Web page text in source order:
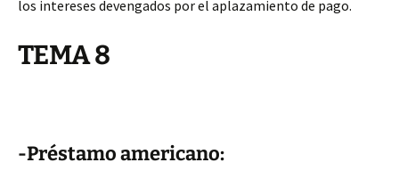
los intereses devengados por el aplazamiento de pago.
TEMA 8
-Préstamo americano: